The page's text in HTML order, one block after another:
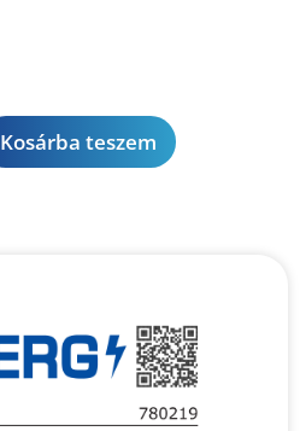
Kosárba teszem
t
i
v